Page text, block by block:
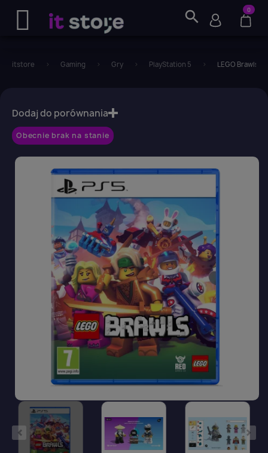
search 0
itstore Gaming Gry PlayStation 5 LEGO Brawls -
Obecnie brak na stanie
Dodaj do porównania